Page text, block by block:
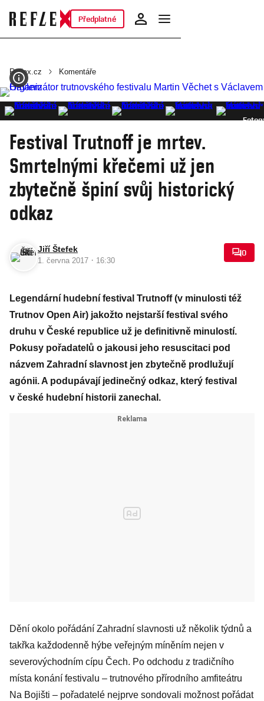
Předplatné
Reflex.cz Komentáře
Festival Trutnoff je mrtev.
Smrtelnými křečemi už jen
zbytečně špiní svůj historický
odkaz
Jiří Štefek
1. června 2017 · 16:30
0
Legendární hudební festival Trutnoff (v minulosti též
Trutnov Open Air) jakožto nejstarší festival svého
druhu v České republice už je definitivně minulostí.
Pokusy pořadatelů o jakousi jeho resuscitaci pod
názvem Zahradní slavnost jen zbytečně prodlužují
agónii. A podupávají jedinečný odkaz, který festival
v české hudební historii zanechal.
Dění okolo pořádání Zahradní slavnosti už několik týdnů a
takřka každodenně hýbe veřejným míněním nejen v
severovýchodním cípu Čech. Po odchodu z tradičního
místa konání festivalu – trutnového přírodního amfiteátru
Na Bojišti – pořadatelé nejprve sondovali možnost pořádat